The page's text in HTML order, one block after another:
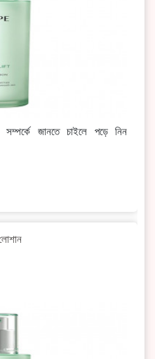
সম্পর্কে জানতে চাইলে পড়ে নিন